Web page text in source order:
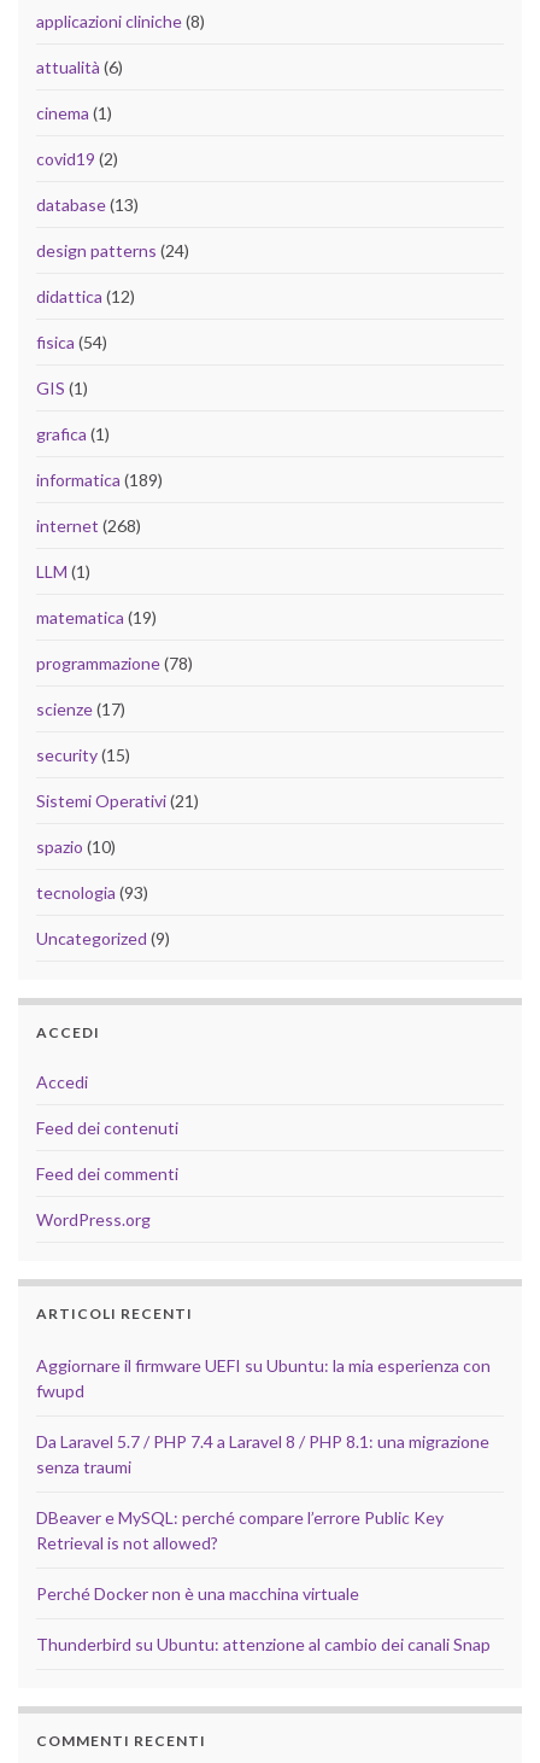
applicazioni cliniche(8)
attualità (6)
cinema (1)
covid19 (2)
database(13)
design patterns (24)
didattica (12)
fisica (54)
GIS (1)
grafica (1)
informatica (189)
internet (268)
LLM (1)
matematica (19)
programmazione(78)
scienze(17)
security(15)
Sistemi Operativi(21)
spazio (10)
tecnologia (93)
Uncategorized (9)
ACCEDI
Accedi
Feed dei contenuti
Feed dei commenti
WordPress.org
ARTICOLI RECENTI
Aggiornare il firmware UEFI su Ubuntu: la mia esperienza con
fwupd
Da Laravel 5.7 / PHP 7.4 a Laravel 8 / PHP 8.1: una migrazione
senza traumi
DBeaver e MySQL: perché compare l’errore Public Key
Retrieval is not allowed?
Perché Docker non è una macchina virtuale
Thunderbird su Ubuntu: attenzione al cambio dei canali Snap
COMMENTI RECENTI